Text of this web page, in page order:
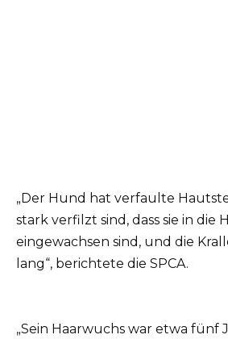
„Der Hund hat verfaulte
stark verfilzt sind, dass sie in die
eingewachsen sind, und die
lang“, berichtete die SPCA.
„Sein Haarwuchs war etwa fünf